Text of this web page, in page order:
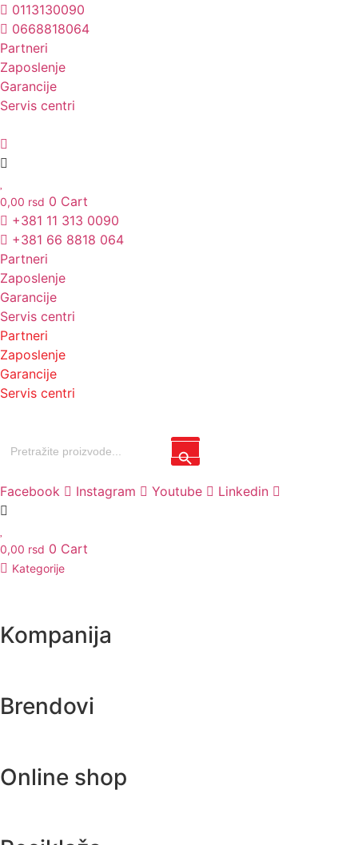
Skočite
na
sadržaj
0113130090
0668818064
Partneri
Zaposlenje
Garancije
Servis centri
0,00 rsd 0 Cart
+381 11 313 0090
+381 66 8818 064
Partneri
Zaposlenje
Garancije
Servis centri
Partneri
Zaposlenje
Garancije
Servis centri
for:
Search Button
Facebook Instagram Youtube Linkedin
0,00 rsd 0 Cart
Kategorije
Kompanija
Brendovi
Online shop
Unesite ovde tekst naslova